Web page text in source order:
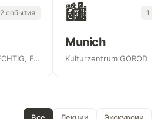
2 события
Coworking Space TUECHTIG, Forum Factory Berlin
🏙 1
Munich
Kulturzentrum GOROD